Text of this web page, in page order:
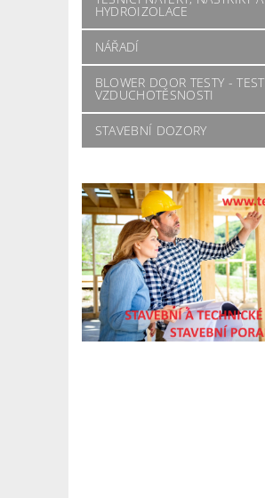
HYDROIZOLACE
NÁŘADÍ
BLOWER DOOR TESTY - TEST
VZDUCHOTĚSNOSTI
STAVEBNÍ DOZORY